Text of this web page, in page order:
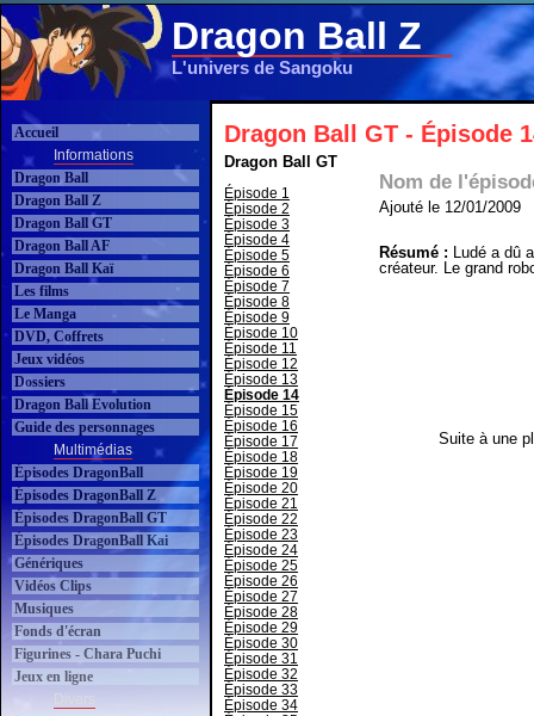
Dragon Ball Z
L'univers de Sangoku
Accueil
Informations
Dragon Ball
Dragon Ball Z
Dragon Ball GT
Dragon Ball AF
Dragon Ball Kaï
Les films
Le Manga
DVD, Coffrets
Jeux vidéos
Dossiers
Dragon Ball Evolution
Guide des personnages
Multimédias
Épisodes DragonBall
Épisodes DragonBall Z
Épisodes DragonBall GT
Épisodes DragonBall Kai
Génériques
Vidéos Clips
Musiques
Fonds d'écran
Figurines - Chara Puchi
Jeux en ligne
Dragon Ball GT - Épisode
Dragon Ball GT
Épisode 1
Épisode 2
Épisode 3
Épisode 4
Épisode 5
Épisode 6
Épisode 7
Épisode 8
Épisode 9
Épisode 10
Épisode 11
Épisode 12
Épisode 13
Épisode 14
Épisode 15
Épisode 16
Épisode 17
Épisode 18
Épisode 19
Épisode 20
Épisode 21
Épisode 22
Épisode 23
Épisode 24
Épisode 25
Épisode 26
Épisode 27
Épisode 28
Épisode 29
Épisode 30
Épisode 31
Épisode 32
Épisode 33
Épisode 34
Nom de
Ajouté le 12/01/2009
Résumé : Ludé a dû
créateur. Le grand
Suite à une